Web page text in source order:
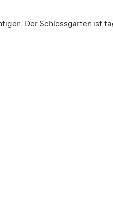
Der Schlossgarten ist